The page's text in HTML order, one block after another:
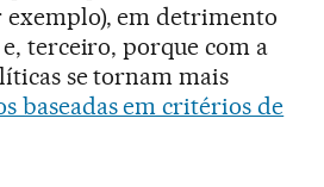
exemplo), em detrimento
terceiro, porque com a
se tornam mais
baseadas em critérios de